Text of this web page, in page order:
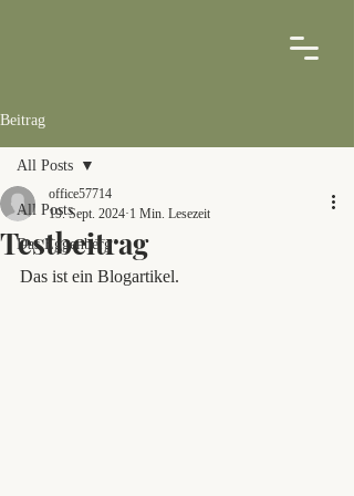
Beitrag
All Posts
Das Eggenberg
All Posts
Testbeitrag
office57714
19. Sept. 2024 1 Min. Lesezeit
Das ist ein Blogartikel.